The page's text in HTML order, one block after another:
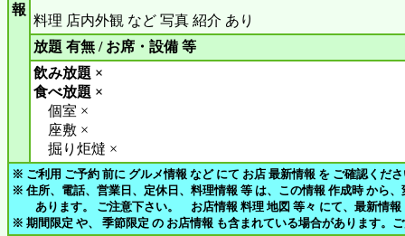
報
料理 店内外観 など 写真 紹介 あり
放題 有無 / お席・設備 等
飲み放題 ×
食べ放題 ×
個室 ×
座敷 ×
掘り炬燵 ×
※ ご利用 ご予約 前に グルメ情報 など にて お店 最新情報 を ご確認くだ
※ 住所、電話、営業日、定休日、料理情報 等 は、この情報 作成時 から
あります。 ご注意下さい。 お店情報 料理 地図 等々 にて、最新情報
※ 期間限定 や、 季節限定 の お店情報 も含まれている場合があります。